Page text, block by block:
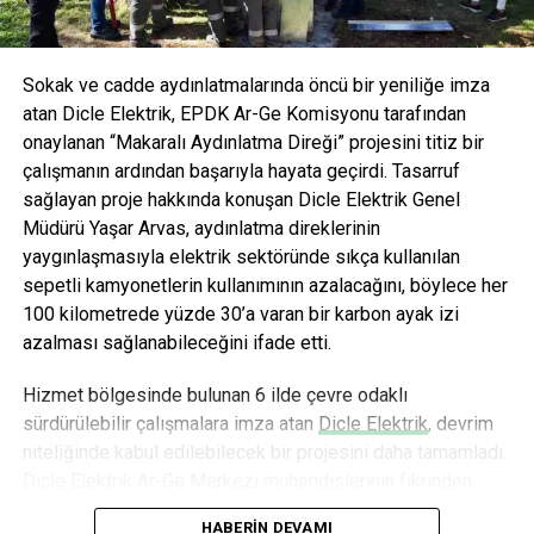
Sokak ve cadde aydınlatmalarında öncü bir yeniliğe imza
atan Dicle Elektrik, EPDK Ar-Ge Komisyonu tarafından
onaylanan “Makaralı Aydınlatma Direği” projesini titiz bir
çalışmanın ardından başarıyla hayata geçirdi. Tasarruf
sağlayan proje hakkında konuşan Dicle Elektrik Genel
Müdürü Yaşar Arvas, aydınlatma direklerinin
yaygınlaşmasıyla elektrik sektöründe sıkça kullanılan
sepetli kamyonetlerin kullanımının azalacağını, böylece her
100 kilometrede yüzde 30’a varan bir karbon ayak izi
azalması sağlanabileceğini ifade etti.
Hizmet bölgesinde bulunan 6 ilde çevre odaklı
sürdürülebilir çalışmalara imza atan Dicle Elektrik, devrim
niteliğinde kabul edilebilecek bir projesini daha tamamladı.
doğan ve 18 aylık titiz bir çalışmanın ardından hayata
HABERIN DEVAMI